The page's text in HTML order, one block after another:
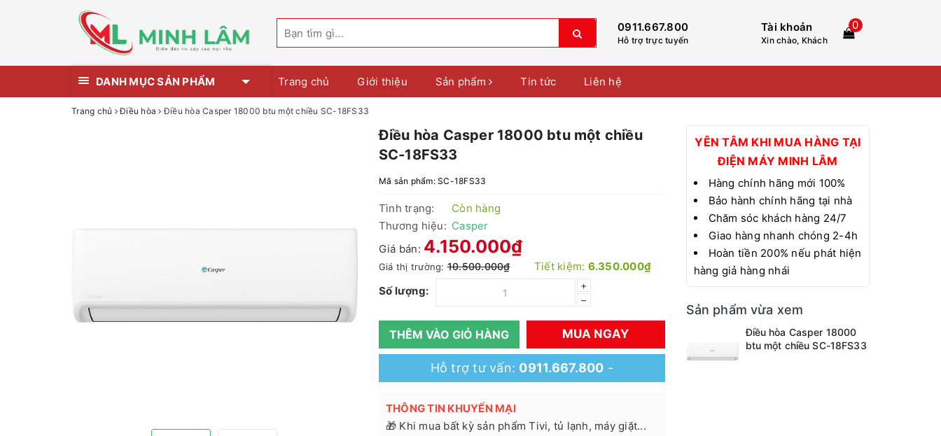
0911.667.800
Hỗ trợ trực tuyến
Tài khoản
Xin chào, Khách
0
DANH MỤC SẢN PHẨM Trang chủ Giới thiệu Sản phẩm Tin tức Liên hệ
Trang chủ Điều hòa Điều hòa Casper 18000 btu một chiều SC-18FS33
Điều hòa Casper 18000 btu một chiều
SC-18FS33
Mã sản phẩm: SC-18FS33
Tình trạng:
Còn hàng
Thương hiệu: Casper
Giá bán: 4.150.000₫
Giá thị trường:10.500.000₫ Tiết kiệm: 6.350.000₫
Số lượng:
+
–
THÊM VÀO GIỎ HÀNG MUA NGAY
Hỗ trợ tư vấn: 0911.667.800 -
THÔNG TIN KHUYẾN MẠI
🎁 Khi mua bất kỳ sản phẩm Tivi, tủ lạnh, máy giặt...
YÊN TÂM KHI MUA HÀNG TẠI
ĐIỆN MÁY MINH LÂM
Hàng chính hãng mới 100%
Bảo hành chính hãng tại nhà
Chăm sóc khách hàng 24/7
Giao hàng nhanh chóng 2-4h
Hoàn tiền 200% nếu phát hiện
hàng giả hàng nhái
Sản phẩm vừa xem
Điều hòa Casper 18000
btu một chiều SC-18FS33